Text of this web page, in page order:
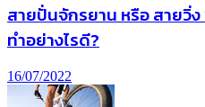
สายปั่นจักรยาน หรือ สายวิ่
ทำอย่างไรดี?
16/07/2022